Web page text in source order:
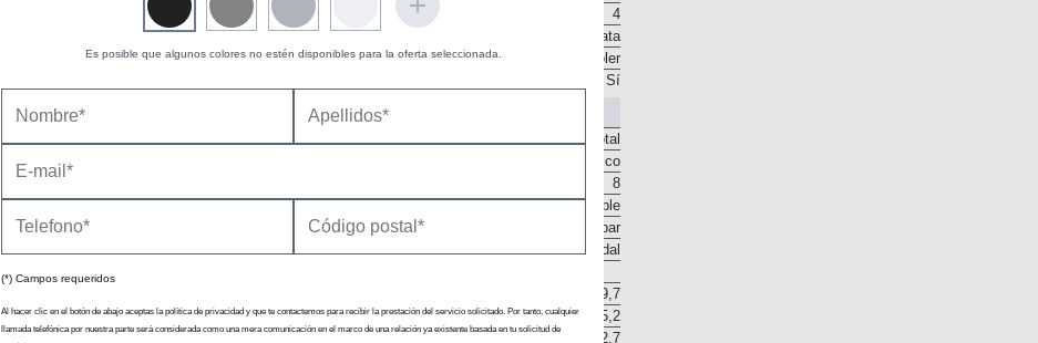
Es posible que algunos colores no estén disponibles para la oferta seleccionada.
(*) Campos requeridos
Al hacer clic en el botón de abajo aceptas la política de privacidad y que te contactemos para recibir la prestación del servicio solicitado. Por tanto, cualquier
llamada telefónica por nuestra parte será considerada como una mera comunicación en el marco de una relación ya existente basada en tu solicitud de
4
Dos árboles de levas en la culata
Inyección directa por conducto común. Turbo. Geometría variable. Intercooler
Total
Automático
8
No disponible
Convertidor de par
9,7
15,2